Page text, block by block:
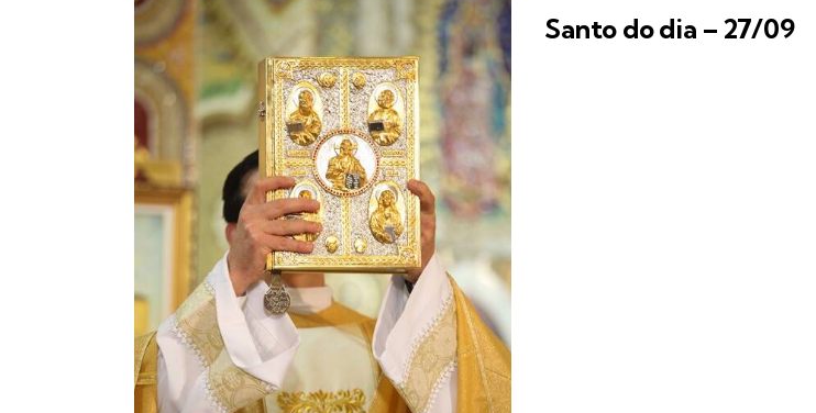
Santo do dia – 27/09